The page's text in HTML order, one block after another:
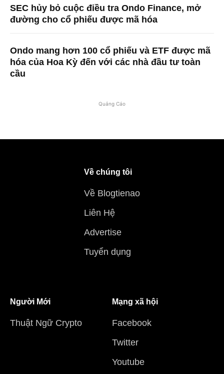
SEC hủy bỏ cuộc điều tra Ondo Finance, mở
đường cho cổ phiếu được mã hóa
Ondo mang hơn 100 cổ phiếu và ETF được mã
hóa của Hoa Kỳ đến với các nhà đầu tư toàn
cầu
Quảng Cáo
Về chúng tôi
Về Blogtienao
Liên Hệ
Advertise
Tuyển dụng
Người Mới
Thuật Ngữ Crypto
Mạng xã hội
Facebook
Twitter
Youtube